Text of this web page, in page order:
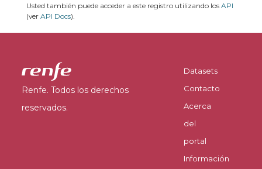
Usted también puede acceder a este registro utilizando los API
(ver API Docs).
Renfe. Todos los derechos
reservados.
Datasets
Contacto
Acerca
del
portal
Información